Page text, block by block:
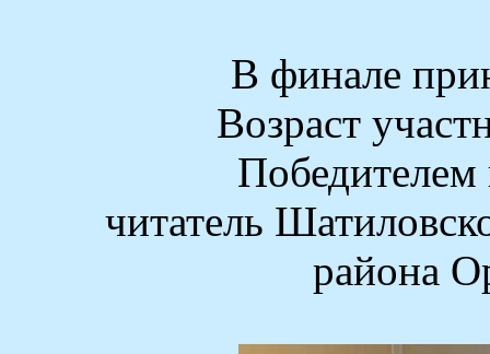
В финале
Возраст
Победителем
читатель
района